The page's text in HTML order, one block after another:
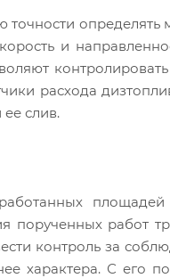
определять
и
контролировать
расхода
слив.
порученных работ
контроль за
характера. С его